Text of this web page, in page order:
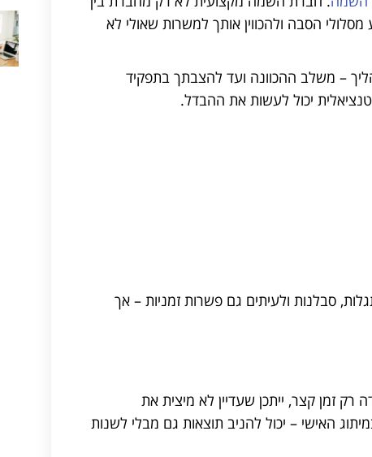
הסבה ולהכווין אותך למשרות שאולי לא
– משלב ההכוונה ועד להצבתך בתפקיד
יכול לעשות את ההבדל.
סבלנות ולעיתים גם פשרות זמניות – אך
זמן קצר, ייתכן שעדיין לא מיצית את
האישי – יכול להניב תוצאות גם מבלי לשנות